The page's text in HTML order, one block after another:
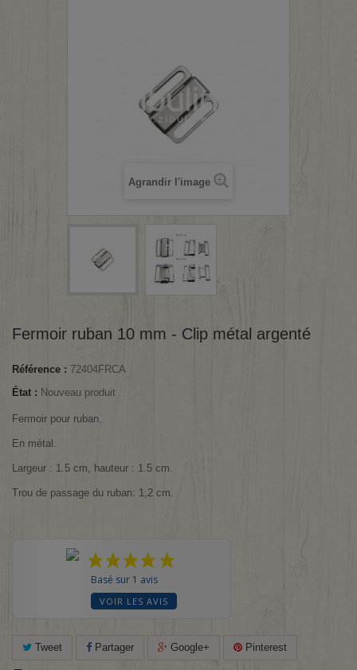
Agrandir l'image
Fermoir ruban 10 mm - Clip métal argenté
Référence : 72404FRCA
État : Nouveau produit
Fermoir pour ruban.
En métal.
Largeur : 1.5 cm, hauteur : 1.5 cm.
Trou de passage du ruban: 1,2 cm.
Basé sur 1 avis
VOIR LES AVIS
Tweet Partager Google+ Pinterest